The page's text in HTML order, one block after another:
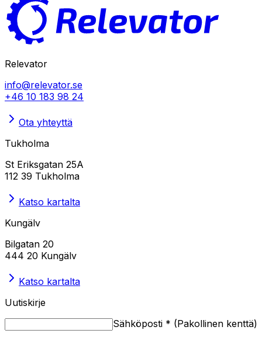
Relevator
info@relevator.se
+46 10 183 98 24
Ota yhteyttä
Tukholma
St Eriksgatan 25A
112 39 Tukholma
Katso kartalta
Kungälv
Bilgatan 20
444 20 Kungälv
Katso kartalta
Uutiskirje
Sähköposti * (Pakollinen kenttä)